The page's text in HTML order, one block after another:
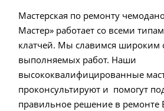
Мастерская по ремонту
Мастер» работает со всеми
клатчей. Мы славимся широким
выполняемых работ. Наши
высококвалифицированные
проконсультируют и помогут
правильное решение в ремонте